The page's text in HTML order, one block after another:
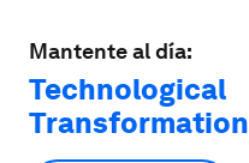
Mantente al día:
Technological
Transformation